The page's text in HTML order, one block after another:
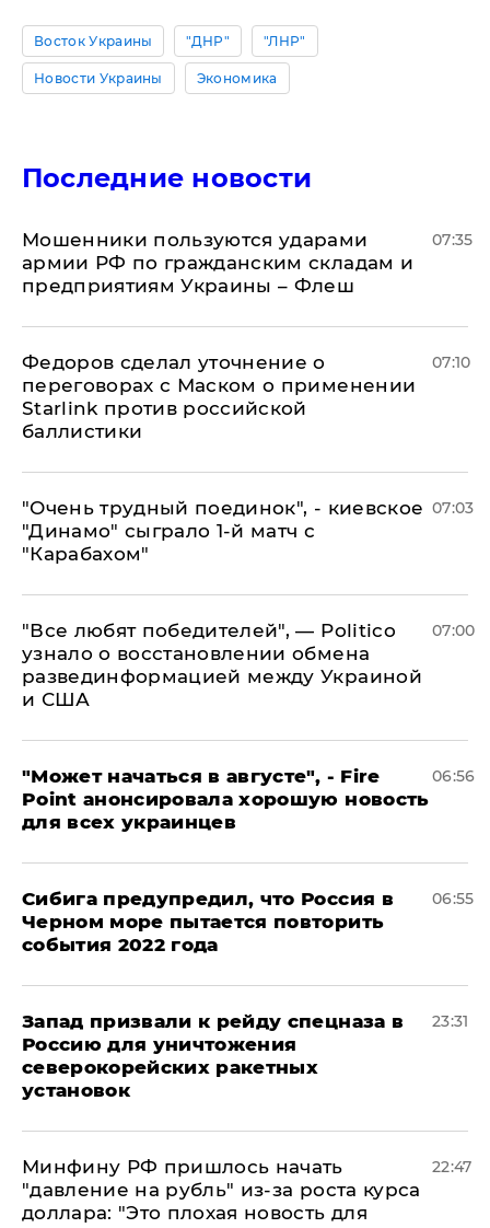
Восток Украины "ДНР" "ЛНР"
Новости Украины Экономика
Последние новости
Мошенники пользуются ударами
армии РФ по гражданским складам и
предприятиям Украины – Флеш
07:35
Федоров сделал уточнение о
переговорах с Маском о применении
Starlink против российской
баллистики
07:10
"Очень трудный поединок", - киевское
"Динамо" сыграло 1-й матч с
"Карабахом"
07:03
​"Все любят победителей", — Politico
узнало о восстановлении обмена
развединформацией между Украиной
и США
07:00
"Может начаться в августе", - Fire
Point анонсировала хорошую новость
для всех украинцев
06:56
Сибига предупредил, что Россия в
Черном море пытается повторить
события 2022 года
06:55
Запад призвали к рейду спецназа в
Россию для уничтожения
северокорейских ракетных
установок
23:31
Минфину РФ пришлось начать
"давление на рубль" из-за роста курса
доллара: "Это плохая новость для
22:47